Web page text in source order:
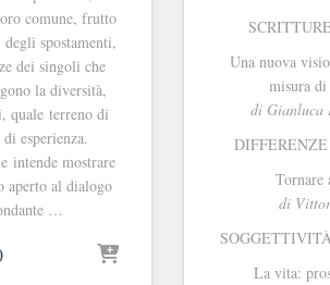
comune, frutto
degli spostamenti,
dei singoli che
la diversità,
quale terreno di
esperienza.
intende mostrare
aperto al dialogo
…
Il
Una nuova
misura
di Gianluca
Tornare
di
La vita: